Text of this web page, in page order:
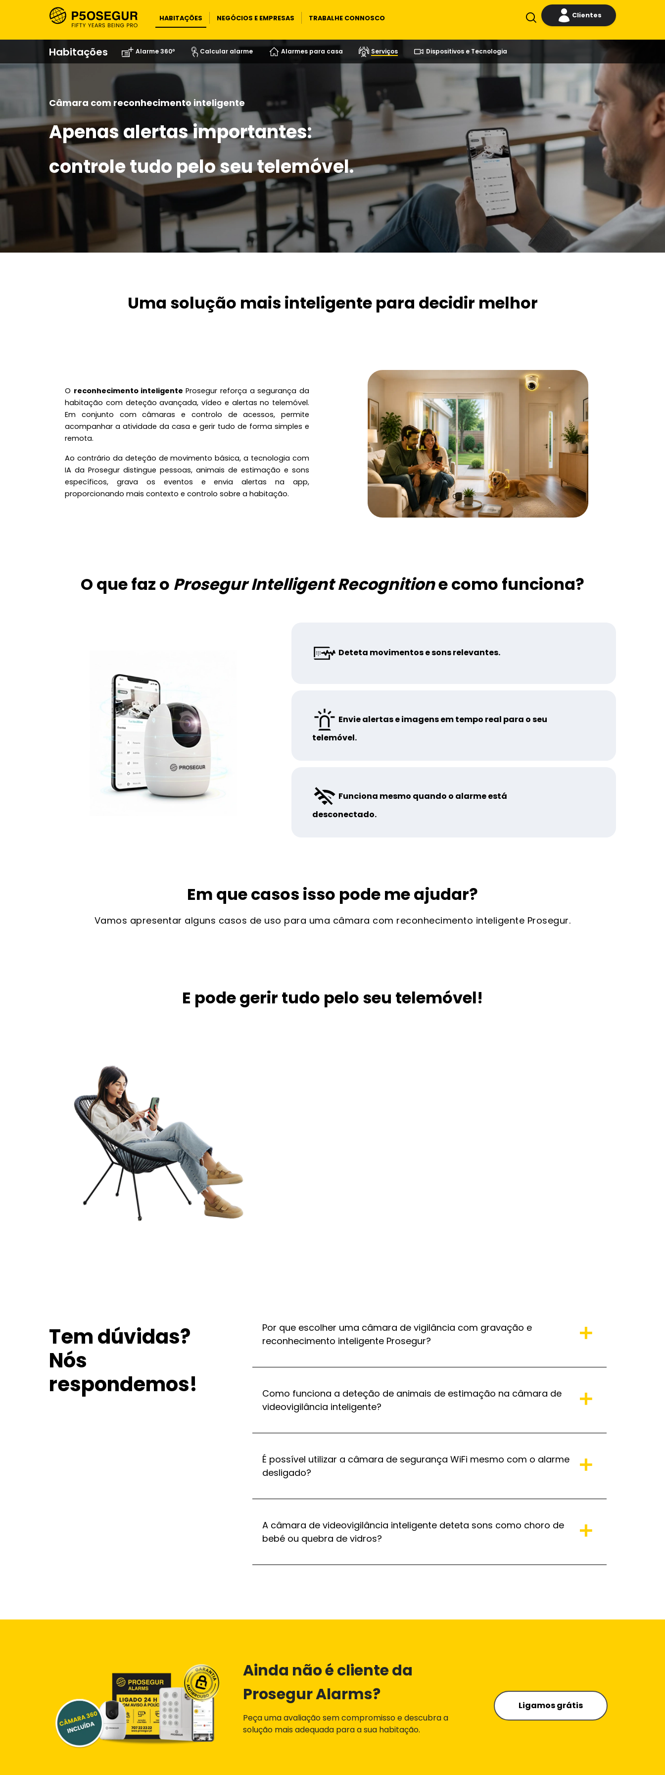
HABITAÇÕES NEGÓCIOS E EMPRESAS TRABALHE CONNOSCO Clientes
Habitações Alarme 360º Calcular alarme Alarmes para casa Serviços Dispositivos e Tecnologia
Câmara com reconhecimento inteligente
Apenas alertas importantes:
controle tudo pelo seu telemóvel.
Uma solução mais inteligente para decidir melhor
O reconhecimento inteligenteProsegur reforça a segurança da
habitação com deteção avançada, vídeo e alertas no telemóvel.
Em conjunto com câmaras e controlo de acessos, permite
acompanhar a atividade da casa e gerir tudo de forma simples e
remota.
Ao contrário da deteção de movimento básica, a tecnologia com
IA da Prosegur distingue pessoas, animais de estimação e sons
específicos, grava os eventos e envia alertas na app,
proporcionando mais contexto e controlo sobre a habitação.
O que faz o Prosegur Intelligent Recognitione como funciona?
Deteta movimentos e sons relevantes.
Envie alertas e imagens em tempo real para o seu
telemóvel.
Funciona mesmo quando o alarme está
desconectado.
Em que casos isso pode me ajudar?
Vamos apresentar alguns casos de uso para uma câmara com reconhecimento inteligente Prosegur.
E pode gerir tudo pelo seu telemóvel!
Tem dúvidas?
Nós
respondemos!
Por que escolher uma câmara de vigilância com gravação e
reconhecimento inteligente Prosegur?
Como funciona a deteção de animais de estimação na câmara de
videovigilância inteligente?
É possível utilizar a câmara de segurança WiFi mesmo com o alarme
desligado?
A câmara de videovigilância inteligente deteta sons como choro de
bebé ou quebra de vidros?
Ainda não é cliente da
Prosegur Alarms?
Peça uma avaliação sem compromisso e descubra a
solução mais adequada para a sua habitação.
Ligamos grátis